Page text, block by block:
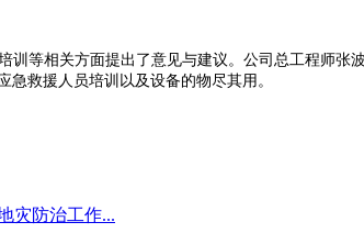
等相关方面提出了意见与建议。公司总工程师张
救援人员培训以及设备的物尽其用。
灾防治工作...